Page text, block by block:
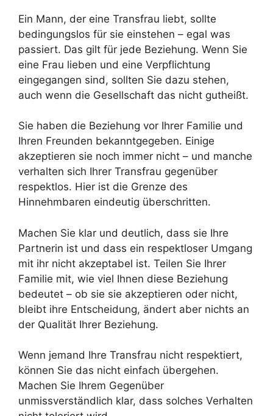
Ein Mann, der eine Transfrau liebt, sollte
bedingungslos für sie einstehen – egal was
passiert. Das gilt für jede Beziehung. Wenn Sie
eine Frau lieben und eine Verpflichtung
eingegangen sind, sollten Sie dazu stehen,
auch wenn die Gesellschaft das nicht gutheißt.
Sie haben die Beziehung vor Ihrer Familie und
Ihren Freunden bekanntgegeben. Einige
akzeptieren sie noch immer nicht – und manche
verhalten sich Ihrer Transfrau gegenüber
respektlos. Hier ist die Grenze des
Hinnehmbaren eindeutig überschritten.
Machen Sie klar und deutlich, dass sie Ihre
Partnerin ist und dass ein respektloser Umgang
mit ihr nicht akzeptabel ist. Teilen Sie Ihrer
Familie mit, wie viel Ihnen diese Beziehung
bedeutet – ob sie sie akzeptieren oder nicht,
bleibt ihre Entscheidung, ändert aber nichts an
der Qualität Ihrer Beziehung.
Wenn jemand Ihre Transfrau nicht respektiert,
können Sie das nicht einfach übergehen.
Machen Sie Ihrem Gegenüber
unmissverständlich klar, dass solches Verhalten